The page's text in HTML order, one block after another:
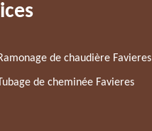
de chaudière Favieres
Tubage de cheminée Favieres